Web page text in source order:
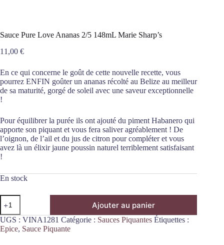
Sauce Pure Love Ananas 2/5 148mL Marie Sharp’s
11,00 €
En ce qui concerne le goût de cette nouvelle recette, vous
pourrez ENFIN goûter un ananas récolté au Belize au meilleur
de sa maturité, gorgé de soleil avec une saveur exceptionnelle
!
Pour équilibrer la purée ils ont ajouté du piment Habanero qui
apporte son piquant et vous fera saliver agréablement ! De
l’oignon, de l’ail et du jus de citron pour compléter et vous
avez là un élixir jaune poussin naturel terriblement satisfaisant
!
En stock
quantité
de
Sauce
Pure
Love
Ajouter au panier
UGS : VINA1281 Catégorie : Sauces Piquantes Étiquettes :
Epice, Sauce Piquante